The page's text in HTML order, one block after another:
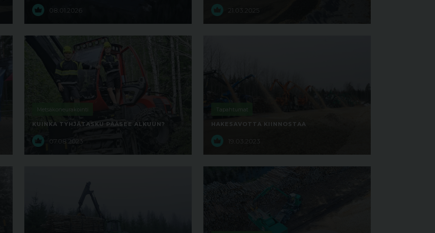
08.01.2026 21.03.2025
Metsäkoneurakointi
KUINKA TYHJÄTASKU PÄÄSEE ALKUUN?
07.08.2023
Tapahtumat
HAKESAVOTTA KIINNOSTAA
19.03.2023